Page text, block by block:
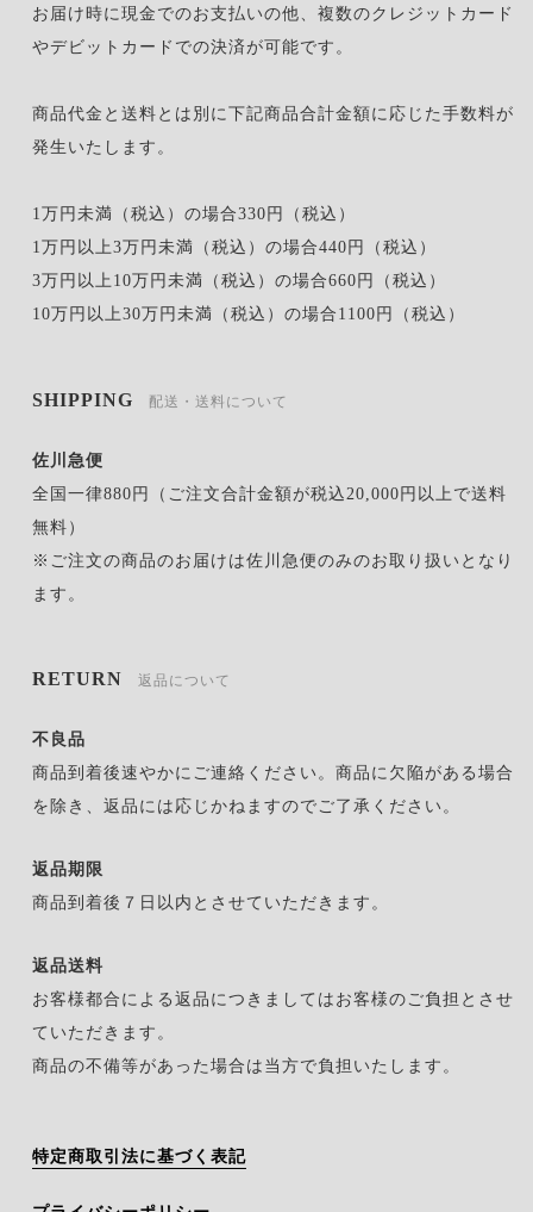
お届け時に現金でのお支払いの他、複数のクレジットカード
やデビットカードでの決済が可能です。
商品代金と送料とは別に下記商品合計金額に応じた手数料が
発生いたします。
1万円未満（税込）の場合330円（税込）
1万円以上3万円未満（税込）の場合440円（税込）
3万円以上10万円未満（税込）の場合660円（税込）
10万円以上30万円未満（税込）の場合1100円（税込）
SHIPPING 配送・送料について
佐川急便
全国一律880円（ご注文合計金額が税込20,000円以上で送料
無料）
※ご注文の商品のお届けは佐川急便のみのお取り扱いとなり
ます。
RETURN 返品について
不良品
商品到着後速やかにご連絡ください。商品に欠陥がある場合
を除き、返品には応じかねますのでご了承ください。
返品期限
商品到着後７日以内とさせていただきます。
返品送料
お客様都合による返品につきましてはお客様のご負担とさせ
ていただきます。
商品の不備等があった場合は当方で負担いたします。
特定商取引法に基づく表記